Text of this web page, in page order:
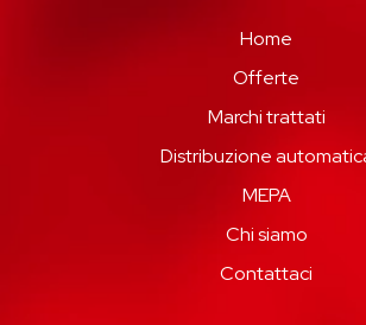
Home
Offerte
Marchi trattati
Distribuzione
MEPA
Chi siamo
Contattaci